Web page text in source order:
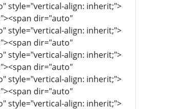
style="vertical-align: inherit;">
dir="auto"
style="vertical-align: inherit;">
dir="auto"
style="vertical-align: inherit;">
dir="auto"
style="vertical-align: inherit;">
dir="auto"
style="vertical-align: inherit;">